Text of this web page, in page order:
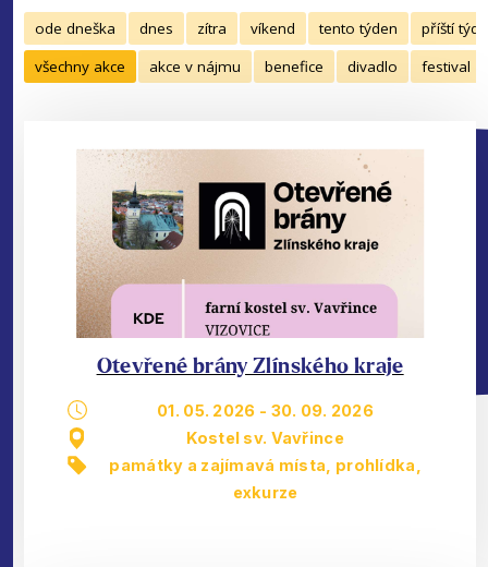
ode dneška dnes zítra víkend tento týden
příští
všechny akce
akce v nájmu benefice divadlo festival
Otevřené brány Zlínského kraje
01. 05. 2026 - 30. 09. 2026
Kostel sv. Vavřince
památky a zajímavá místa
prohlídka,
exkurze